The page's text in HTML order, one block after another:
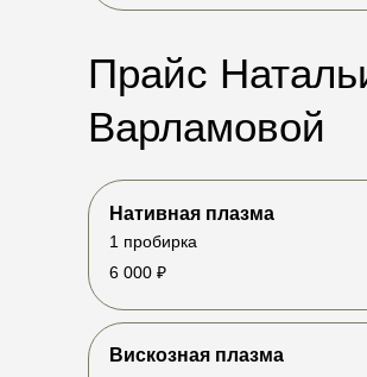
Вискозная плазма
Нативная плазма
6 000 ₽
1 пробирка
Прайс
Варламовой